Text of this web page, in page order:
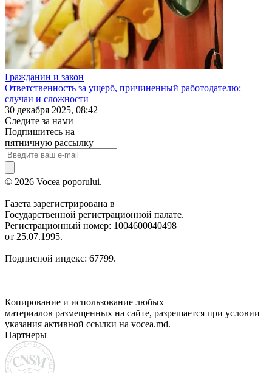
Гражданин и закон
Ответственность за ущерб, причиненный работодателю:
случаи и сложности
30 декабря 2025, 08:42
Следите за нами
Подпишитесь на
пятничную рассылку
© 2026 Vocea poporului.
Газета зарегистрирована в
Государственной регистрационной палате.
Регистрационный номер: 1004600040498
от 25.07.1995.
Подписной индекс: 67799.
Копирование и использование любых
материалов размещенных на сайте, разрешается при условии
указания активной ссылки на vocea.md.
Партнеры